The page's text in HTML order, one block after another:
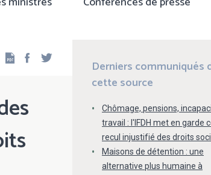
Facebook
Derniers communiqués
cette source
Chômage, pensions,
travail : l'IFDH met en garde
recul injustifié des droits
Maisons de détention : une
alternative plus humaine à